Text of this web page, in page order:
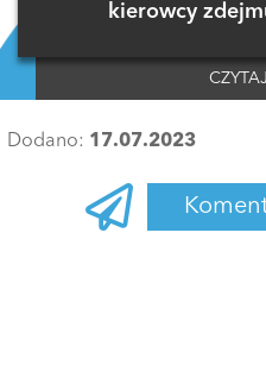
kierowcy
Dodano: 17.07.2023